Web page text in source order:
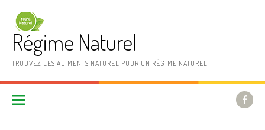
Régime Naturel
TROUVEZ LES ALIMENTS NATUREL POUR UN RÉGIME NATUREL